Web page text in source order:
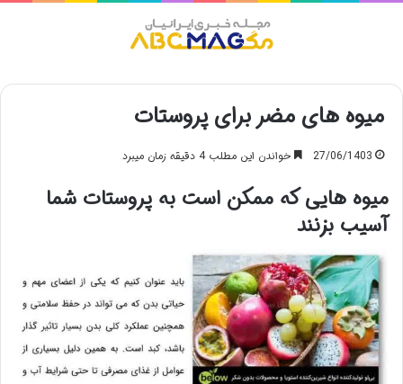
میوه های مضر برای پروستات
27/06/1403 خواندن این مطلب 4 دقیقه زمان میبرد
میوه هایی که ممکن است به پروستات شما
آسیب بزنند